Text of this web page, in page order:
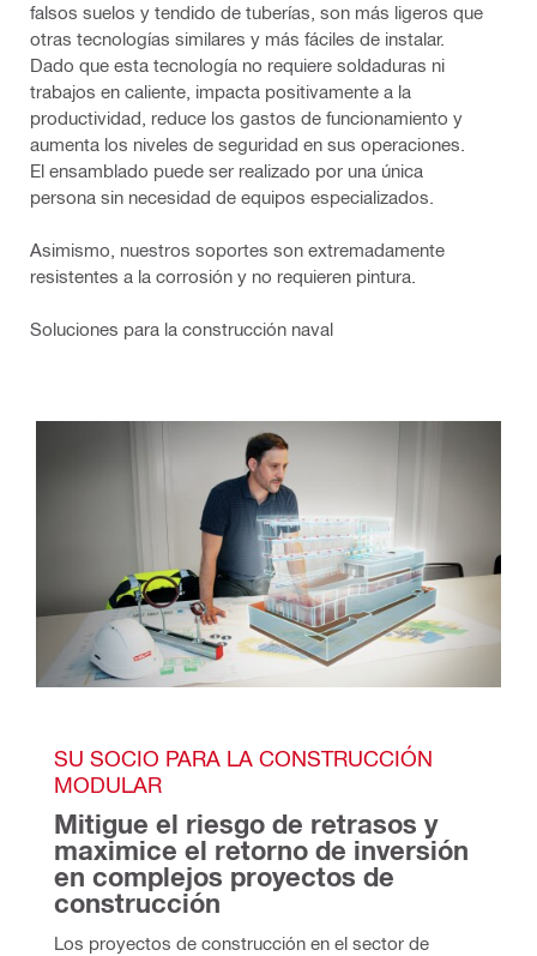
falsos suelos y tendido de tuberías, son más ligeros que
otras tecnologías similares y más fáciles de instalar.
Dado que esta tecnología no requiere soldaduras ni
trabajos en caliente, impacta positivamente a la
productividad, reduce los gastos de funcionamiento y
aumenta los niveles de seguridad en sus operaciones.
El ensamblado puede ser realizado por una única
persona sin necesidad de equipos especializados.
Asimismo, nuestros soportes son extremadamente
resistentes a la corrosión y no requieren pintura.
Soluciones para la construcción naval
SU SOCIO PARA LA CONSTRUCCIÓN
MODULAR
Mitigue el riesgo de retrasos y
maximice el retorno de inversión
en complejos proyectos de
construcción
Los proyectos de construcción en el sector de